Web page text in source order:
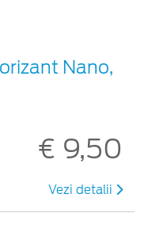
Nano,
€ 9,50
Vezi detalii